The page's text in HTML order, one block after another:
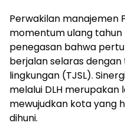
​Perwakilan manajemen
momentum ulang tahun
penegasan bahwa
berjalan selaras
lingkungan (TJSL).
melalui DLH
mewujudkan kota yang
dihuni.